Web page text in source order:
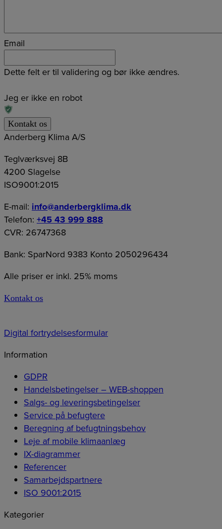
Email
Dette felt er til validering og bør ikke ændres.
Jeg er ikke en robot
Anderberg Klima A/S
Teglværksvej 8B
4200 Slagelse
ISO9001:2015
E-mail: info@anderbergklima.dk
Telefon: +45 43 999 888
CVR: 26747368
Bank: SparNord 9383 Konto 2050296434
Alle priser er inkl. 25% moms
Kontakt os
Digital fortrydelsesformular
Information
GDPR
Handelsbetingelser – WEB-shoppen
Salgs- og leveringsbetingelser
Service på befugtere
Beregning af befugtningsbehov
Leje af mobile klimaanlæg
IX-diagrammer
Referencer
Samarbejdspartnere
ISO 9001:2015
Kategorier